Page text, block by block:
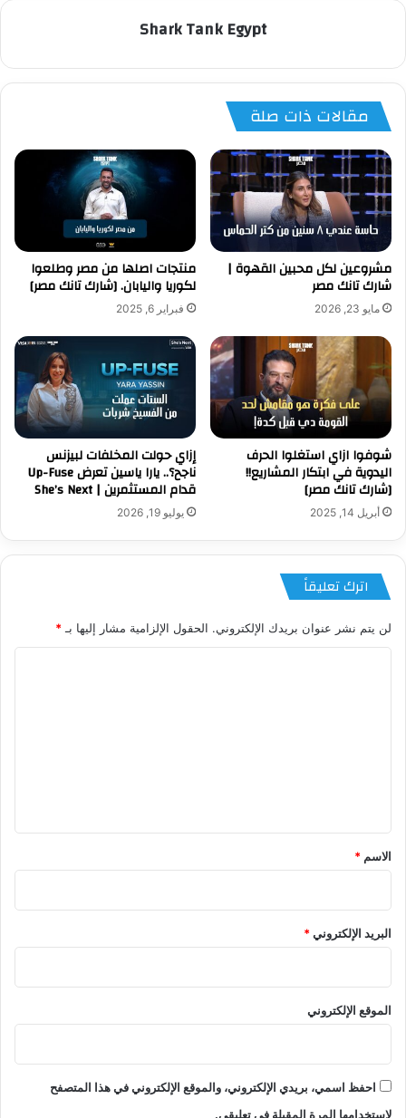
Shark Tank Egypt
مقالات ذات صلة
مشروعين لكل محبين القهوة |
شارك تانك مصر
مايو 23, 2026
منتجات اصلها من مصر وطلعوا
لكوريا واليابان. [شارك تانك مصر]
فبراير 6, 2025
شوفوا ازاي استغلوا الحرف
اليدوية في ابتكار المشاريع!!
[شارك تانك مصر]
أبريل 14, 2025
إزاي حولت المخلفات لبيزنس
ناجح؟.. يارا ياسين تعرض Up-Fuse
قدام المستثمرين | She’s Next
يوليو 19, 2026
اترك تعليقاً
لن يتم نشر عنوان بريدك الإلكتروني. الحقول الإلزامية مشار إليها بـ *
*
الاسم *
البريد الإلكتروني*
الموقع الإلكتروني
احفظ اسمي، بريدي الإلكتروني، والموقع الإلكتروني في هذا المتصفح
لاستخدامها المرة المقبلة في تعليقي.